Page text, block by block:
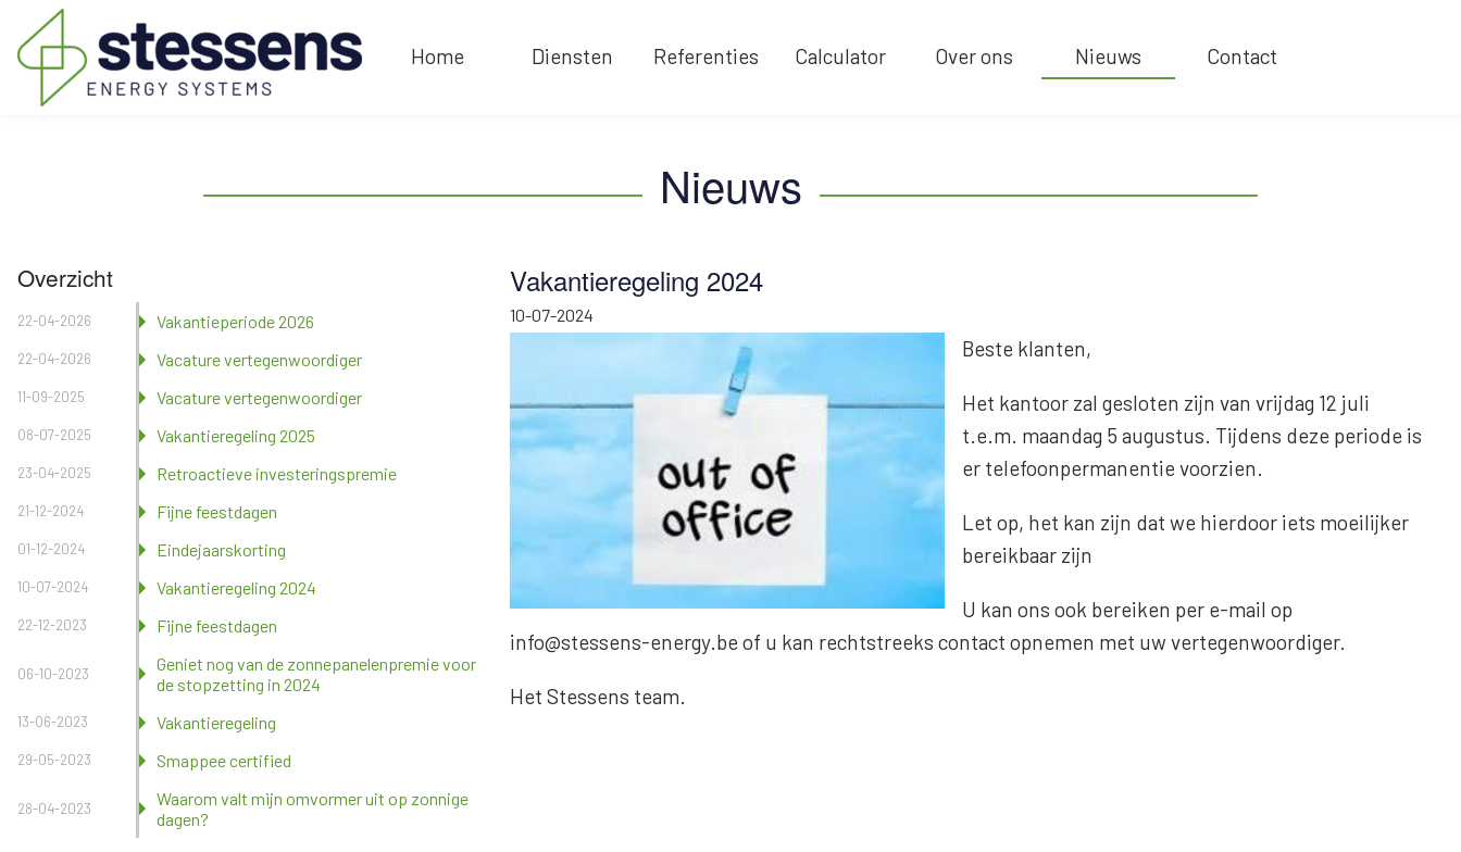
Home
Laadpalen
Diensten Referenties Calculator Over ons Nieuws Contact
Nieuws
Overzicht
22-04-2026 Vakantieperiode 2026
22-04-2026 Vacature vertegenwoordiger
11-09-2025 Vacature vertegenwoordiger
08-07-2025 Vakantieregeling 2025
23-04-2025 Retroactieve investeringspremie
21-12-2024 Fijne feestdagen
01-12-2024 Eindejaarskorting
10-07-2024 Vakantieregeling 2024
22-12-2023 Fijne feestdagen
06-10-2023
Geniet nog van de zonnepanelenpremie voor
de stopzetting in 2024
13-06-2023 Vakantieregeling
29-05-2023 Smappee certified
28-04-2023
Waarom valt mijn omvormer uit op zonnige
dagen?
Vakantieregeling 2024
10-07-2024
Beste klanten,
Het kantoor zal gesloten zijn van vrijdag 12 juli
t.e.m. maandag 5 augustus. Tijdens deze periode is
er telefoonpermanentie voorzien.
Let op, het kan zijn dat we hierdoor iets moeilijker
bereikbaar zijn
U kan ons ook bereiken per e-mail op
info@stessens-energy.be of u kan rechtstreeks contact opnemen met uw vertegenwoordiger.
Het Stessens team.